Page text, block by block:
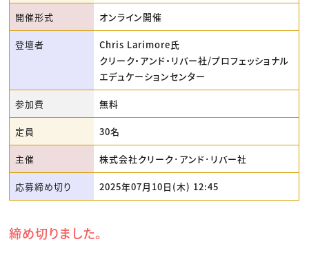
開催形式 オンライン開催
登壇者
Chris Larimore氏
クリーク・アンド・リバー社/プロフェッショナル
エデュケーションセンター
参加費 無料
定員 30名
主催 株式会社クリーク･アンド･リバー社
応募締め切り 2025年07月10日(木) 12:45
締め切りました。